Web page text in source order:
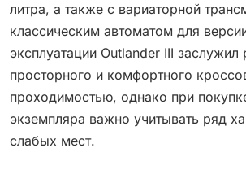
литра, а также с вариаторной
классическим автоматом для
эксплуатации Outlander III заслужил
просторного и комфортного
проходимостью, однако при
экземпляра важно учитывать ряд
слабых мест.